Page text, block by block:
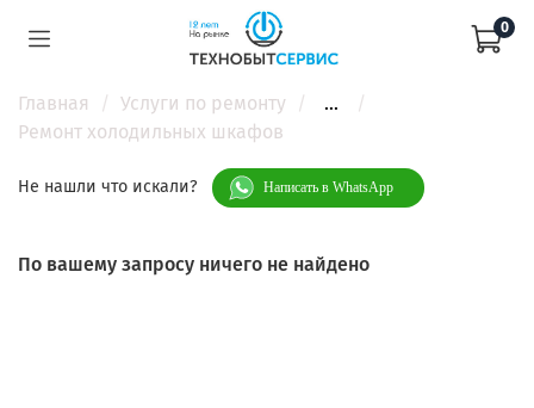
0
Главная Услуги по ремонту
...
Ремонт холодильных шкафов
Не нашли что искали? Написать в WhatsApp
По вашему запросу ничего не найдено